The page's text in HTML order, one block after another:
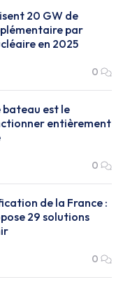
20 GW de
par
en 2025
0
bateau est le
entièrement
0
de la France :
29 solutions
0